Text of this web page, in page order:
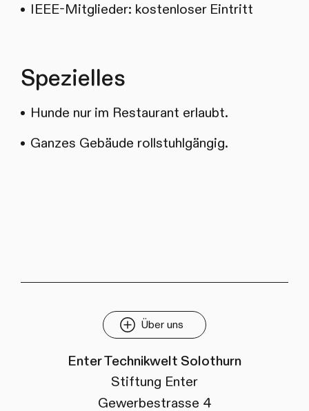
IEEE-Mitglieder: kostenloser Eintritt
Spezielles
Hunde nur im Restaurant erlaubt.
Ganzes Gebäude rollstuhlgängig.
Über uns
Enter Technikwelt Solothurn
Stiftung Enter
Gewerbestrasse 4